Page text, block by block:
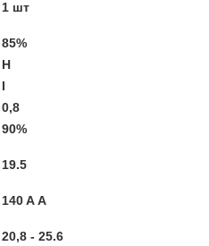
1 шт
85%
H
I
0,8
90%
19.5
140 A А
20,8 - 25.6